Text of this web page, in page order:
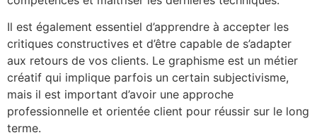
Il est également essentiel d’apprendre à accepter les
critiques constructives et d’être capable de s’adapter
aux retours de vos clients. Le graphisme est un métier
créatif qui implique parfois un certain subjectivisme,
mais il est important d’avoir une approche
professionnelle et orientée client pour réussir sur le long
terme.